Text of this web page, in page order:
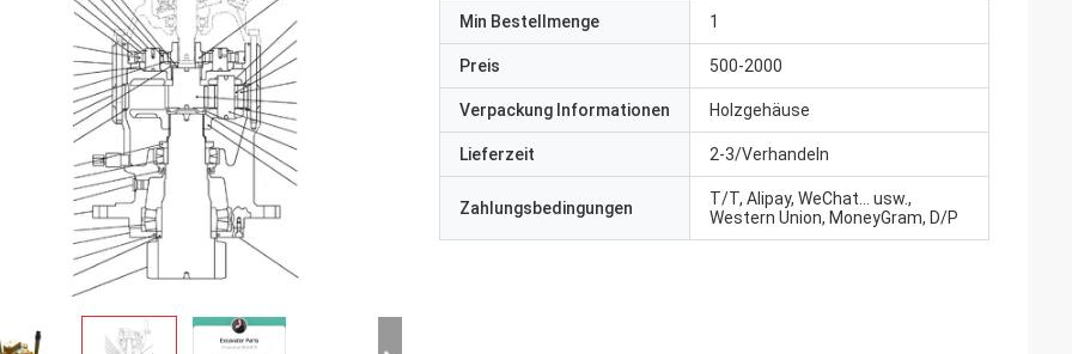
Min Bestellmenge 1
Preis 500-2000
Verpackung Informationen Holzgehäuse
Lieferzeit 2-3/Verhandeln
Zahlungsbedingungen
T/T, Alipay, WeChat... usw.,
Western Union, MoneyGram, D/P